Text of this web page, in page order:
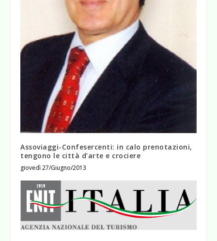
Assoviaggi-Confesercenti: in calo prenotazioni,
tengono le città d’arte e crociere
giovedì 27/Giugno/2013